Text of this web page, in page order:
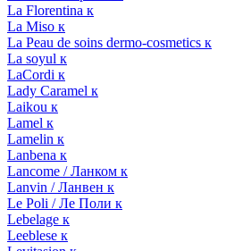
La Florentina к
La Miso к
La Peau de soins dermo-cosmetics к
La soyul к
LaCordi к
Lady Caramel к
Laikou к
Lamel к
Lamelin к
Lanbena к
Lancome / Ланком к
Lanvin / Ланвен к
Le Poli / Ле Поли к
Lebelage к
Leeblese к